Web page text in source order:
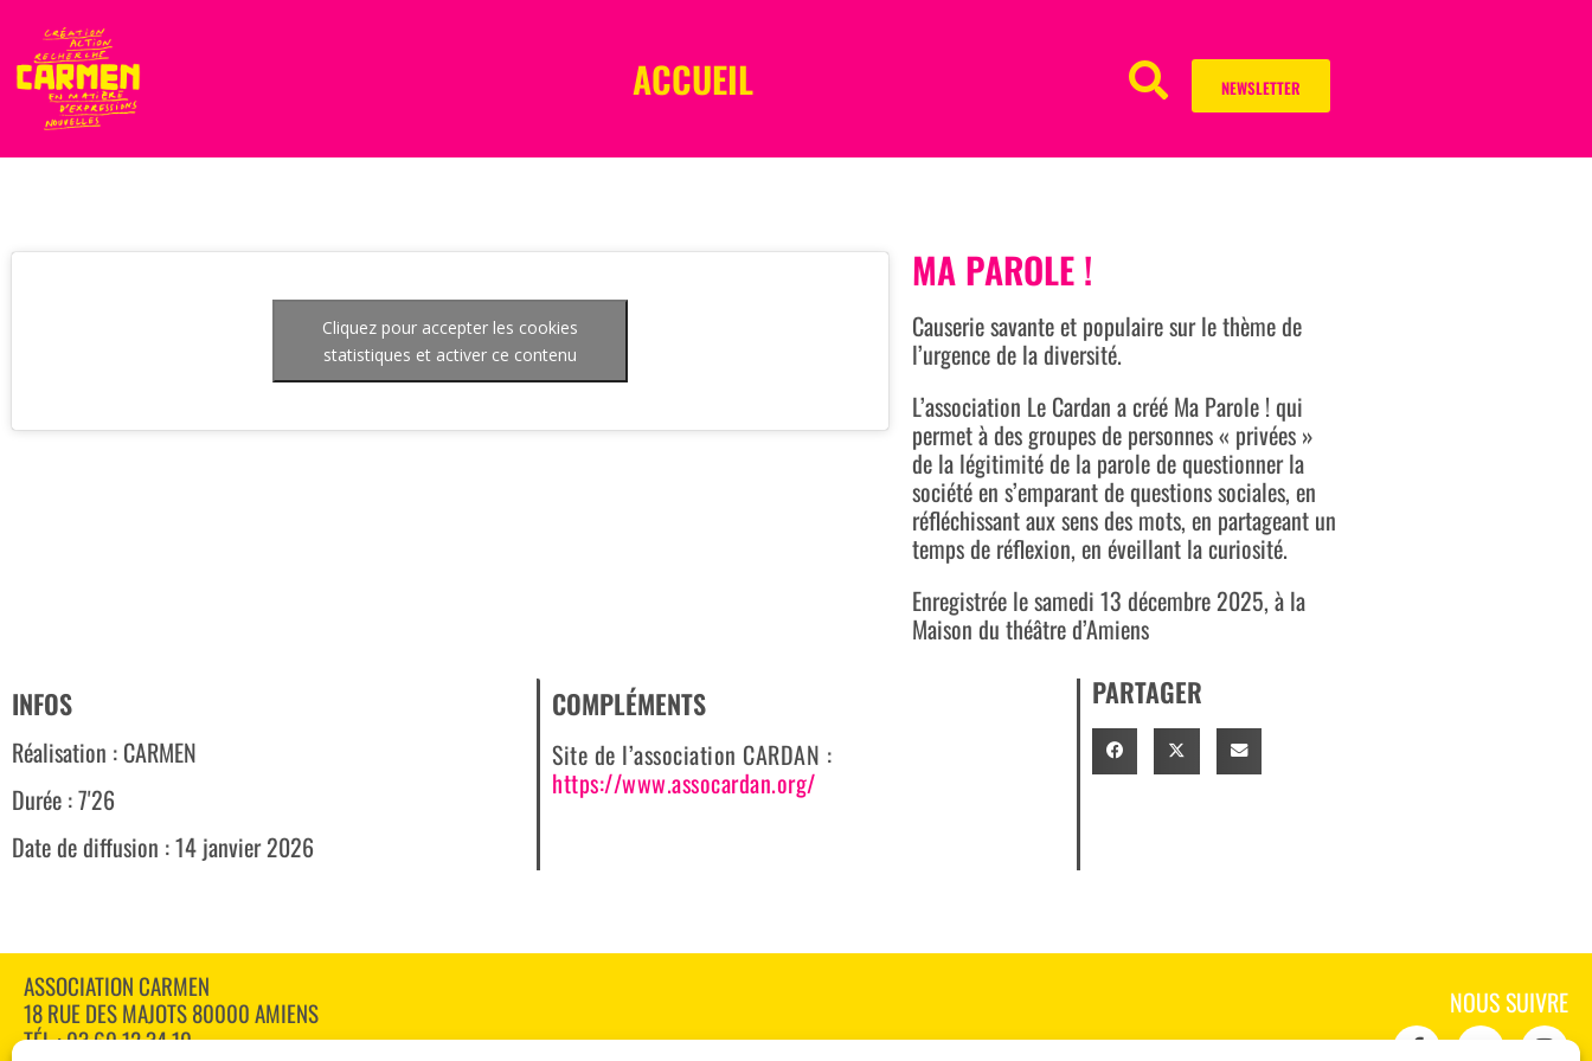
ACCUEIL NEWSLETTER
Cliquez pour accepter les cookies
statistiques et activer ce contenu
MA PAROLE !
Causerie savante et populaire sur le thème de
l’urgence de la diversité.
L’association Le Cardan a créé Ma Parole ! qui
permet à des groupes de personnes « privées »
de la légitimité de la parole de questionner la
société en s’emparant de questions sociales, en
réfléchissant aux sens des mots, en partageant un
temps de réflexion, en éveillant la curiosité.
Enregistrée le samedi 13 décembre 2025, à la
Maison du théâtre d’Amiens
INFOS
Réalisation : CARMEN
Durée : 7'26
Date de diffusion : 14 janvier 2026
COMPLÉMENTS
Site de l’association CARDAN :
https://www.assocardan.org/
PARTAGER
ASSOCIATION CARMEN
18 RUE DES MAJOTS 80000 AMIENS
TÉL : 03 60 12 34 10
NOUS SUIVRE